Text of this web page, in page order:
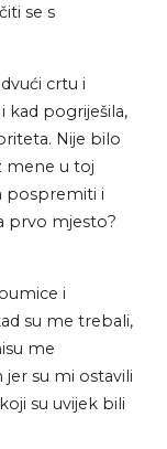
se s
crtu i
kad pogriješila,
Nije bilo
mene u toj
pospremiti i
prvo mjesto?
i
su me trebali,
me
jer su mi ostavili
su uvijek bili